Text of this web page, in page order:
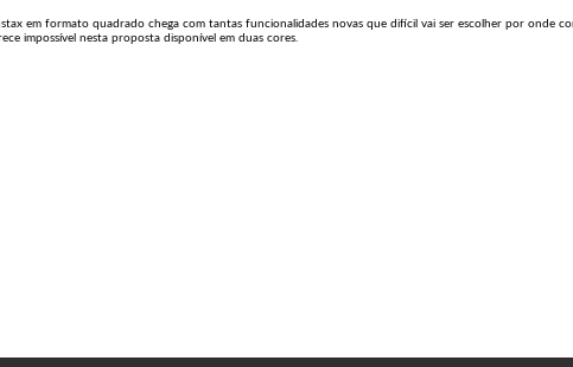
em formato quadrado chega com tantas funcionalidades novas que difícil vai ser escolher por onde
impossível nesta proposta disponível em duas cores.